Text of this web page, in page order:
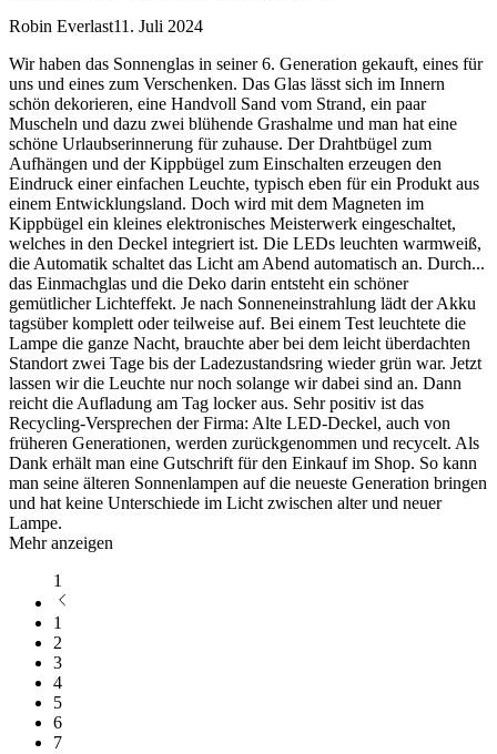
Robin Everlast11. Juli 2024
Wir haben das Sonnenglas in seiner 6. Generation gekauft, eines für
uns und eines zum Verschenken. Das Glas lässt sich im Innern
schön dekorieren, eine Handvoll Sand vom Strand, ein paar
Muscheln und dazu zwei blühende Grashalme und man hat eine
schöne Urlaubserinnerung für zuhause. Der Drahtbügel zum
Aufhängen und der Kippbügel zum Einschalten erzeugen den
Eindruck einer einfachen Leuchte, typisch eben für ein Produkt aus
einem Entwicklungsland. Doch wird mit dem Magneten im
Kippbügel ein kleines elektronisches Meisterwerk eingeschaltet,
welches in den Deckel integriert ist. Die LEDs leuchten warmweiß,
die Automatik schaltet das Licht am Abend automatisch an. Durch...
das Einmachglas und die Deko darin entsteht ein schöner
gemütlicher Lichteffekt. Je nach Sonneneinstrahlung lädt der Akku
tagsüber komplett oder teilweise auf. Bei einem Test leuchtete die
Lampe die ganze Nacht, brauchte aber bei dem leicht überdachten
Standort zwei Tage bis der Ladezustandsring wieder grün war. Jetzt
lassen wir die Leuchte nur noch solange wir dabei sind an. Dann
reicht die Aufladung am Tag locker aus. Sehr positiv ist das
Recycling-Versprechen der Firma: Alte LED-Deckel, auch von
früheren Generationen, werden zurückgenommen und recycelt. Als
Dank erhält man eine Gutschrift für den Einkauf im Shop. So kann
man seine älteren Sonnenlampen auf die neueste Generation bringen
und hat keine Unterschiede im Licht zwischen alter und neuer
Lampe.
Mehr anzeigen
1
1
2
3
4
5
6
7